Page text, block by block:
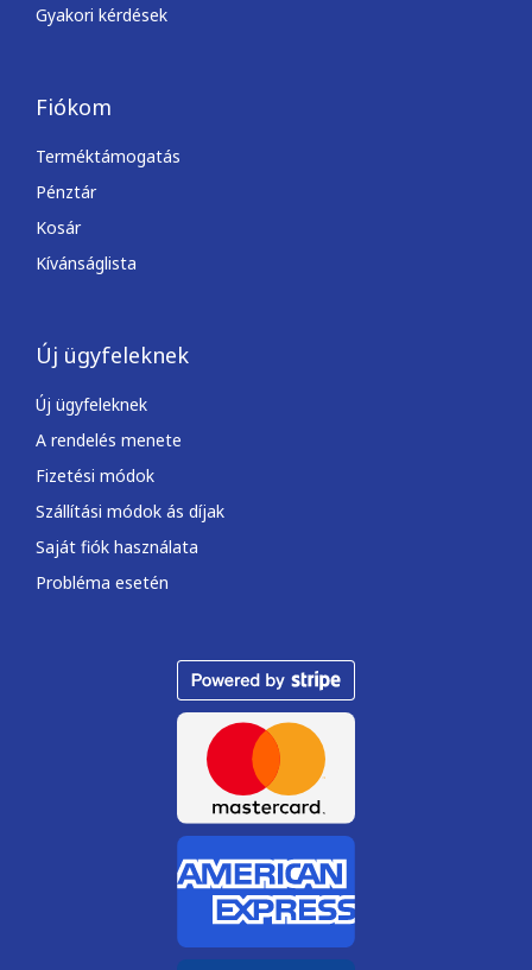
Gyakori kérdések
Fiókom
Terméktámogatás
Pénztár
Kosár
Kívánságlista
Új ügyfeleknek
Új ügyfeleknek
A rendelés menete
Fizetési módok
Szállítási módok ás díjak
Saját fiók használata
Probléma esetén